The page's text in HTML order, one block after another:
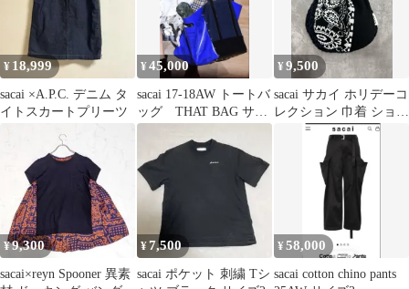
¥ 18,999
sacai ×A.P.C. デニム タ
イトスカートプリーツ
¥45,000
sacai 17-18AW トートバ
ッグ THAT BAG サカ
イ
¥9,500
sacai サカイ ホリデーコ
レクション 巾着 ショル
ダー バッグ size‐/黒
■■◎レディース
¥9,300
sacai×reyn Spooner 異素
¥7,500
sacai ポケット 刺繍 Tシ
¥58,000
sacai cotton chino pants